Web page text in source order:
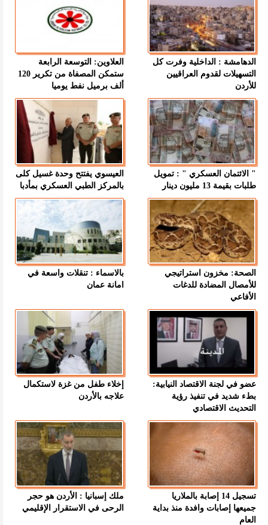
الدهامشة : الداخلية وفرت كل
التسهيلات لقدوم العراقيين
للأردن
العلاوين: التوسعة الرابعة
ستمكن المصفاة من تكرير 120
ألف برميل نفط يوميا
" الائتمان العسكري " : تمويل
طلبات بقيمة 13 مليون دينار
العيسوي يفتتح وحدة غسيل كلى
بالمركز الطبي العسكري بمأدبا
الصحة: مخزون استراتيجي
للأمصال المضادة للدغات
الأفاعي
بالاسماء : تنقلات واسعة في
امانة عمان
عضو في لجنة الاقتصاد النيابية:
بطء شديد في تنفيذ رؤية
التحديث الاقتصادي
إخلاء طفل من غزة لاستكمال
علاجه بالأردن
تسجيل 14 إصابة بالملاريا
جميعها إصابات وافدة منذ بداية
العام
ملك إسبانيا : الأردن هو حجر
الرحى في الاستقرار الإقليمي